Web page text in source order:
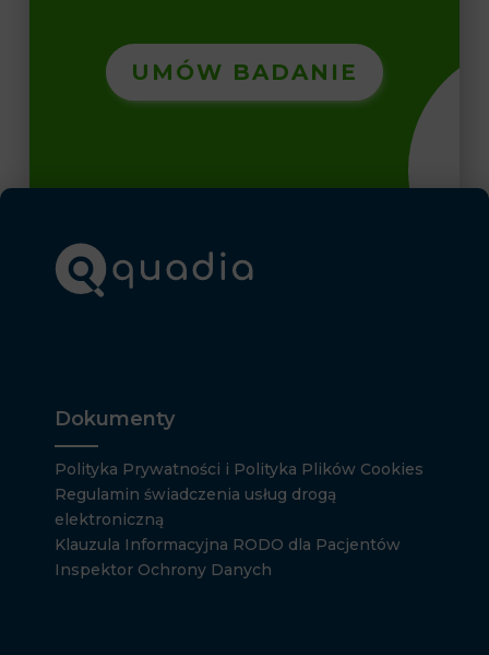
UMÓW BADANIE
Dokumenty
Polityka Prywatności i Polityka Plików Cookies
Regulamin świadczenia usług drogą
elektroniczną
Klauzula Informacyjna RODO dla Pacjentów
Inspektor Ochrony Danych